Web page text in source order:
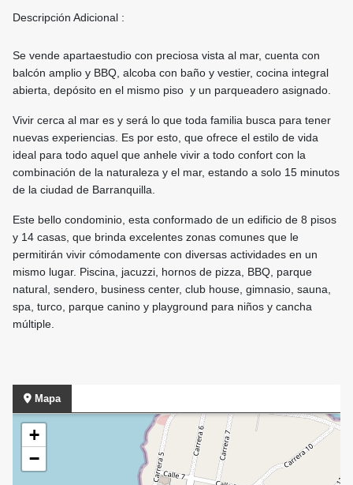
Descripción Adicional :
Se vende apartaestudio con preciosa vista al mar, cuenta con
balcón amplio y BBQ, alcoba con baño y vestier, cocina integral
abierta, depósito en el mismo piso y un parqueadero asignado.
Vivir cerca al mar es y será lo que toda familia busca para tener
nuevas experiencias. Es por esto, que ofrece el estilo de vida
ideal para todo aquel que anhele vivir a todo confort con la
combinación de la naturaleza y el mar, estando a solo 15 minutos
de la ciudad de Barranquilla.
Este bello condominio, esta conformado de un edificio de 8 pisos
y 14 casas, que brinda excelentes zonas comunes que le
permitirán vivir cómodamente con diversas actividades en un
mismo lugar. Piscina, jacuzzi, hornos de pizza, BBQ, parque
natural, sendero, business center, club house, gimnasio, sauna,
spa, turco, parque canino y playground para niños y cancha
múltiple.
Mapa
+
−